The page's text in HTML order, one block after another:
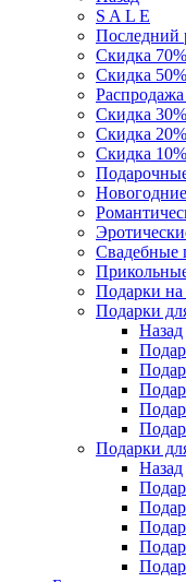
S A L E
Последний
Скидка 70%
Скидка 50%
Скидка 30%
Скидка 20%
Скидка 10%
Свадебные
Подарки на
Подарки
Назад
Подарки
Назад